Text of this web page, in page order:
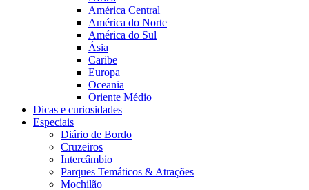
América Central
América do Norte
América do Sul
Ásia
Caribe
Europa
Oceania
Oriente Médio
Dicas e curiosidades
Especiais
Diário de Bordo
Cruzeiros
Intercâmbio
Parques Temáticos & Atrações
Mochilão